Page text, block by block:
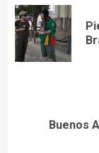
Reading
Buenos